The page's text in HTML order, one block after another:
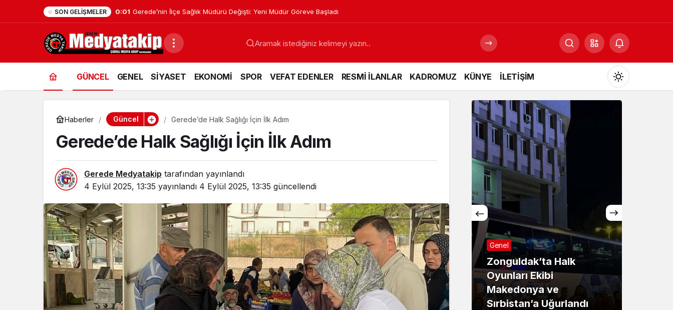
SON GELIŞMELER 16:47 Zonguldak’ta HASAD Halk Oyunları Kursları Başlıyor
GÜNCEL GENEL SİYASET EKONOMİ SPOR VEFAT EDENLER RESMİ İLANLAR KADROMUZ KÜNYE İLETİŞİM
Mod
değiştir
Gündüz Modu
Gündüz modunu seçin.
Gece Modu
Gece modunu seçin.
Sistem Modu
Sistem modunu seçin.
Haberler Güncel Gerede’de Halk Sağlığı İçin İlk Adım
Gerede’de Halk Sağlığı İçin İlk Adım
Gerede Medyatakip tarafından yayınlandı
4 Eylül 2025, 13:35 yayınlandı 4 Eylül 2025, 13:35 güncellendi
Güncel
Gerede’nin İlçe Sağlık
Müdürü Değişti: Yeni
Müdür Göreve Başladı
Genel
Zonguldak’ta HASAD
Halk Oyunları Kursları
Başlıyor
Genel
Zonguldak’ta Halk
Oyunları Ekibi
Makedonya ve
Sırbistan’a Uğurlandı